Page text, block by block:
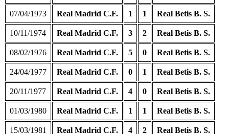
07/04/1973 Real Madrid C.F. 1 1 Real Betis B. S.
10/11/1974 Real Madrid C.F. 3 2 Real Betis B. S.
08/02/1976 Real Madrid C.F. 5 0 Real Betis B. S.
24/04/1977 Real Madrid C.F. 0 1 Real Betis B. S.
20/11/1977 Real Madrid C.F. 4 0 Real Betis B. S.
01/03/1980 Real Madrid C.F. 1 1 Real Betis B. S.
15/03/1981 Real Madrid C.F. 4 2 Real Betis B. S.